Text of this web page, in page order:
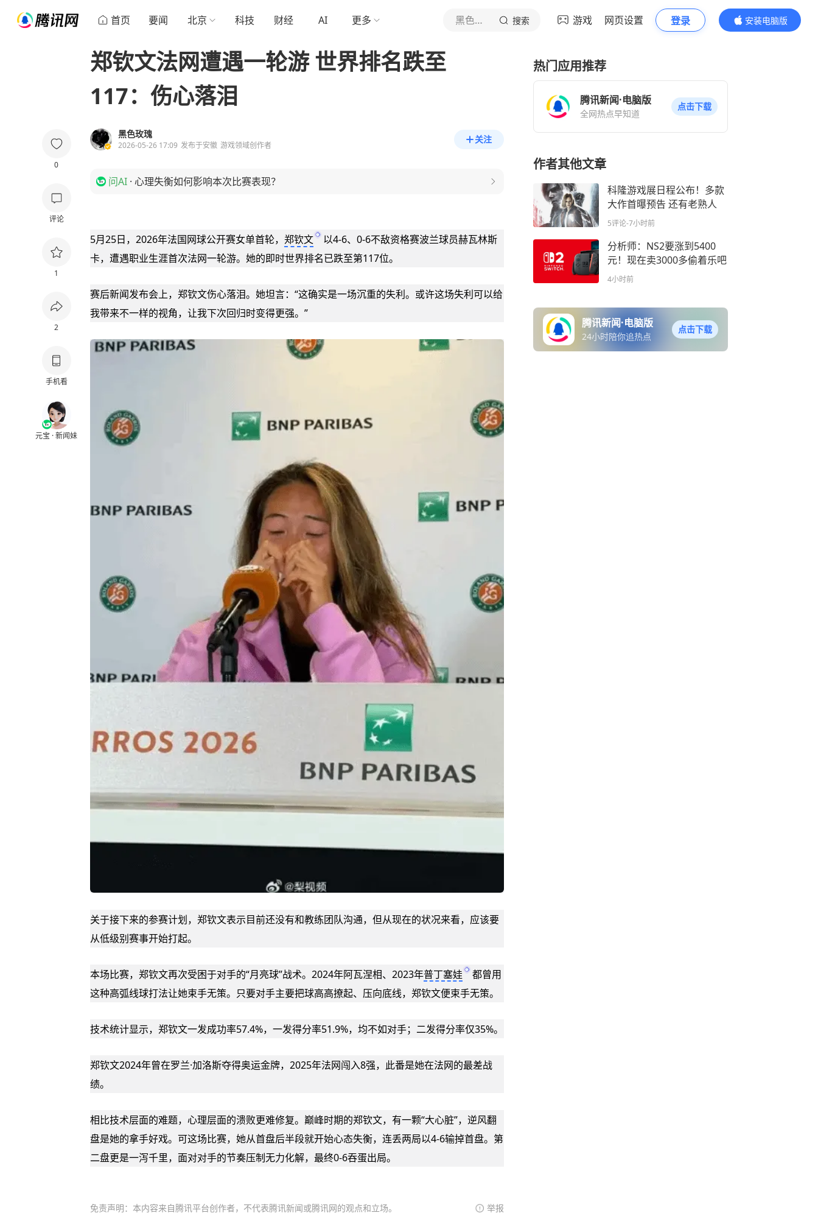
首页 要闻 北京 科技 财经 AI 更多 黑色玫瑰 搜索 游戏 网页设置 登录
安装电脑版
内容更精彩
0
评论
1
2
手机看
元宝 · 新闻妹
郑钦文法网遭遇一轮游 世界排名跌至
117：伤心落泪
黑色玫瑰
2026-05-26 17:09 发布于安徽 游戏领域创作者
关注
问AI · 心理失衡如何影响本次比赛表现？
5月25日，2026年法国网球公开赛女单首轮， 郑钦文
以4-6、0-6不敌资格赛波兰球员赫瓦林斯
卡，遭遇职业生涯首次法网一轮游。她的即时世界排名已跌至第117位。
赛后新闻发布会上，郑钦文伤心落泪。她坦言：“这确实是一场沉重的失利。或许这场失利可以给
我带来不一样的视角，让我下次回归时变得更强。”
关于接下来的参赛计划，郑钦文表示目前还没有和教练团队沟通，但从现在的状况来看，应该要
从低级别赛事开始打起。
本场比赛，郑钦文再次受困于对手的“月亮球”战术。2024年阿瓦涅相、2023年普丁塞娃
都曾用
这种高弧线球打法让她束手无策。只要对手主要把球高高撩起、压向底线，郑钦文便束手无策。
技术统计显示，郑钦文一发成功率57.4%，一发得分率51.9%，均不如对手；二发得分率仅35%。
郑钦文2024年曾在罗兰·加洛斯夺得奥运金牌，2025年法网闯入8强，此番是她在法网的最差战
绩。
相比技术层面的难题，心理层面的溃败更难修复。巅峰时期的郑钦文，有一颗“大心脏”，逆风翻
盘是她的拿手好戏。可这场比赛，她从首盘后半段就开始心态失衡，连丢两局以4-6输掉首盘。第
二盘更是一泻千里，面对对手的节奏压制无力化解，最终0-6吞蛋出局。
免责声明：本内容来自腾讯平台创作者，不代表腾讯新闻或腾讯网的观点和立场。 举报
热门应用推荐
腾讯新闻·电脑版
全网热点早知道
点击下载
作者其他文章
科隆游戏展日程公布！多款
大作首曝预告 还有老熟人
5评论-7小时前
分析师：NS2要涨到5400
元！现在卖3000多偷着乐吧
4小时前
腾讯新闻·电脑版
24小时陪你追热点
点击下载